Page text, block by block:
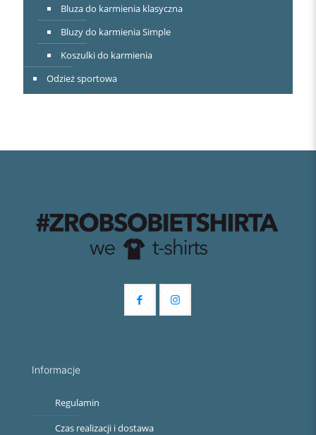
Bluza do karmienia klasyczna
Bluzy do karmienia Simple
Koszulki do karmienia
Odzież sportowa
Informacje
Regulamin
Czas realizacji i dostawa